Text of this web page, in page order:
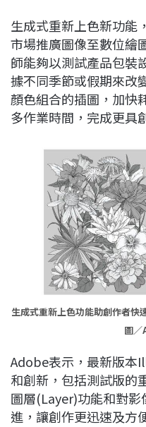
生成式重新上色新功能
市場推廣圖像至數位繪
師能夠以測試產品包裝
據不同季節或假期來改
顏色組合的插圖，加快
多作業時間，完成更具
生成式重新上色功能助創作者快
圖
Adobe表示，最新版
和創新，包括測試版的
圖層(Layer)功能和對
進，讓創作更迅速及方